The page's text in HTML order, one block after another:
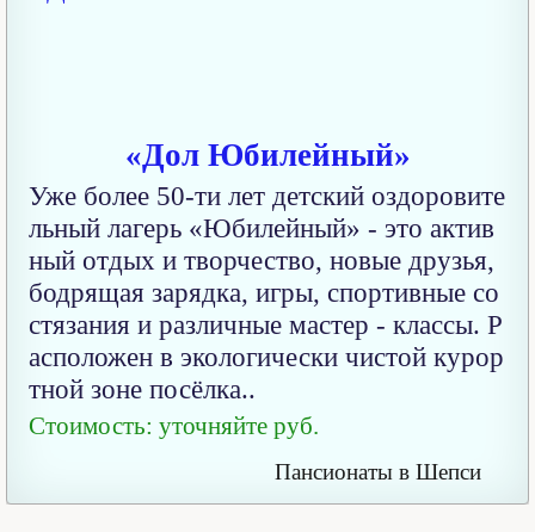
«Дол Юбилейный»
Уже более 50-ти лет детский оздоровите
льный лагерь «Юбилейный» - это актив
ный отдых и творчество, новые друзья,
бодрящая зарядка, игры, спортивные со
стязания и различные мастер - классы. Р
асположен в экологически чистой курор
тной зоне посёлка..
Стоимость: уточняйте руб.
Пансионаты в Шепси